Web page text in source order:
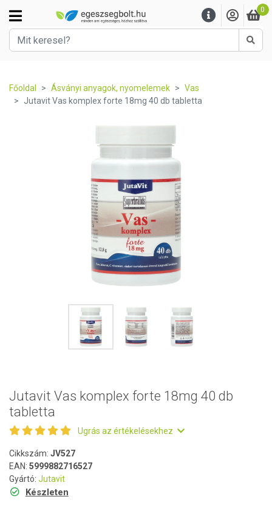
0
Főoldal Ásványi anyagok, nyomelemek
Vas
Jutavit Vas komplex forte 18mg 40 db tabletta
Jutavit Vas komplex forte 18mg 40 db
tabletta
Ugrás az értékelésekhez
Cikkszám: JV527
EAN: 5999882716527
Gyártó: Jutavit
Készleten